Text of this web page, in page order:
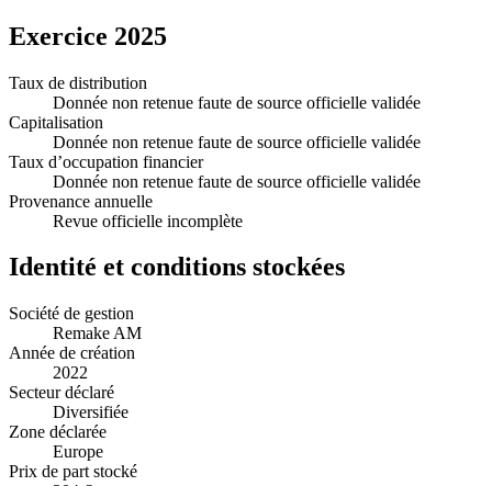
Exercice 2025
Taux de distribution
Donnée non retenue faute de source officielle validée
Capitalisation
Donnée non retenue faute de source officielle validée
Taux d’occupation financier
Donnée non retenue faute de source officielle validée
Provenance annuelle
Revue officielle incomplète
Identité et conditions stockées
Société de gestion
Remake AM
Année de création
2022
Secteur déclaré
Diversifiée
Zone déclarée
Europe
Prix de part stocké